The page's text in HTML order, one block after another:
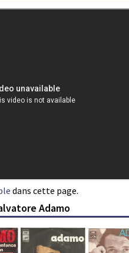
dans cette page.
Adamo